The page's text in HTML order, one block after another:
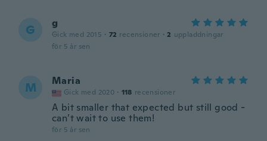
G g
Gick med 2015 · 72 recensioner · 2 uppladdningar
för 5 år sen
M Maria
Gick med 2020 · 118 recensioner
A bit smaller that expected but still good -
can’t wait to use them!
för 5 år sen